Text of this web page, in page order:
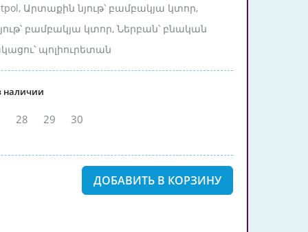
Արտաքին նյութ՝ բամբակյա կտոր,
բամբակյա կտոր, Ներբան՝ բնական
պոլիուրետան
наличии
28 29 30
ДОБАВИТЬ В КОРЗИНУ